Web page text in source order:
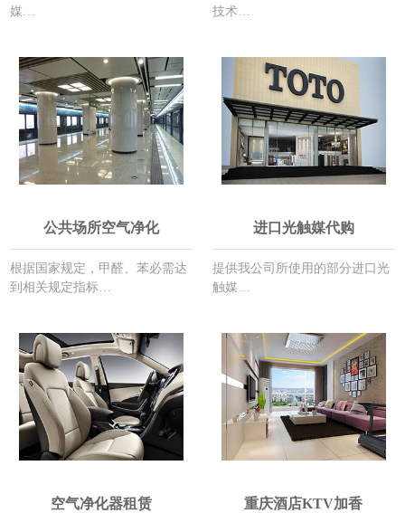
媒…
技术…
公共场所空气净化
根据国家规定，甲醛、苯必需达
到相关规定指标…
进口光触媒代购
提供我公司所使用的部分进口光
触媒…
空气净化器租赁 重庆酒店KTV加香